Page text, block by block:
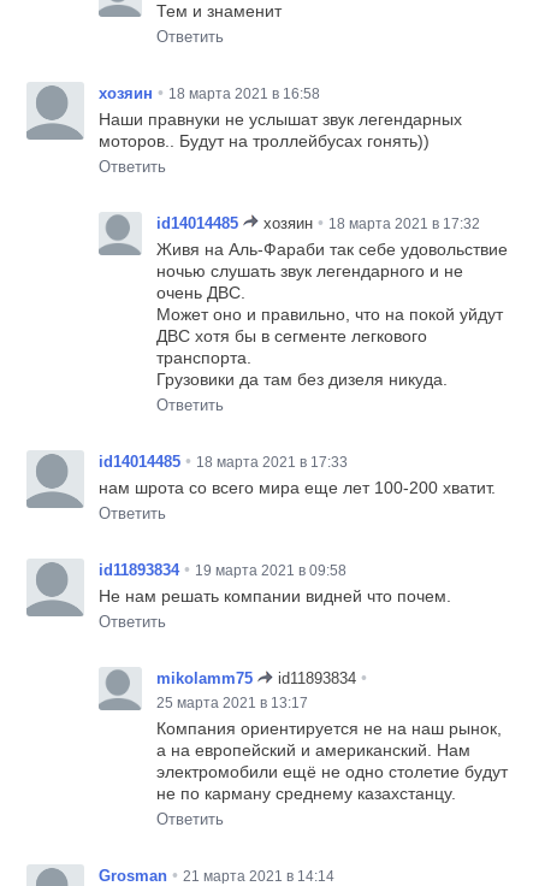
Тем и знаменит
Ответить
хозяин • 18 марта 2021 в 16:58
Наши правнуки не услышат звук легендарных
моторов.. Будут на троллейбусах гонять))
Ответить
id14014485 хозяин • 18 марта 2021 в 17:32
Живя на Аль-Фараби так себе удовольствие
ночью слушать звук легендарного и не
очень ДВС.
Может оно и правильно, что на покой уйдут
ДВС хотя бы в сегменте легкового
транспорта.
Грузовики да там без дизеля никуда.
Ответить
id14014485 • 18 марта 2021 в 17:33
нам шрота со всего мира еще лет 100-200 хватит.
Ответить
id11893834 • 19 марта 2021 в 09:58
Не нам решать компании видней что почем.
Ответить
mikolamm75 id11893834 •
25 марта 2021 в 13:17
Компания ориентируется не на наш рынок,
а на европейский и американский. Нам
электромобили ещё не одно столетие будут
не по карману среднему казахстанцу.
Ответить
Grosman • 21 марта 2021 в 14:14